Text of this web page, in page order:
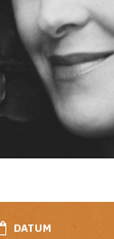
DATUM